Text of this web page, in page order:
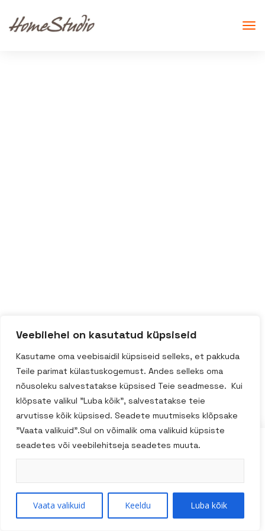
Veebilehel on kasutatud küpsiseid
Kasutame oma veebisaidil küpsiseid selleks, et pakkuda
Teile parimat külastuskogemust. Andes selleks oma
nõusoleku salvestatakse küpsised Teie seadmesse. Kui
klõpsate valikul "Luba kõik", salvestatakse teie
arvutisse kõik küpsised. Seadete muutmiseks klõpsake
"Vaata valikuid".Sul on võimalik oma valikuid küpsiste
seadetes või veebilehitseja seadetes muuta.
Vaata valikuid Keeldu Luba kõik
Kuidas Osta
Kauba kohaletoimetamine